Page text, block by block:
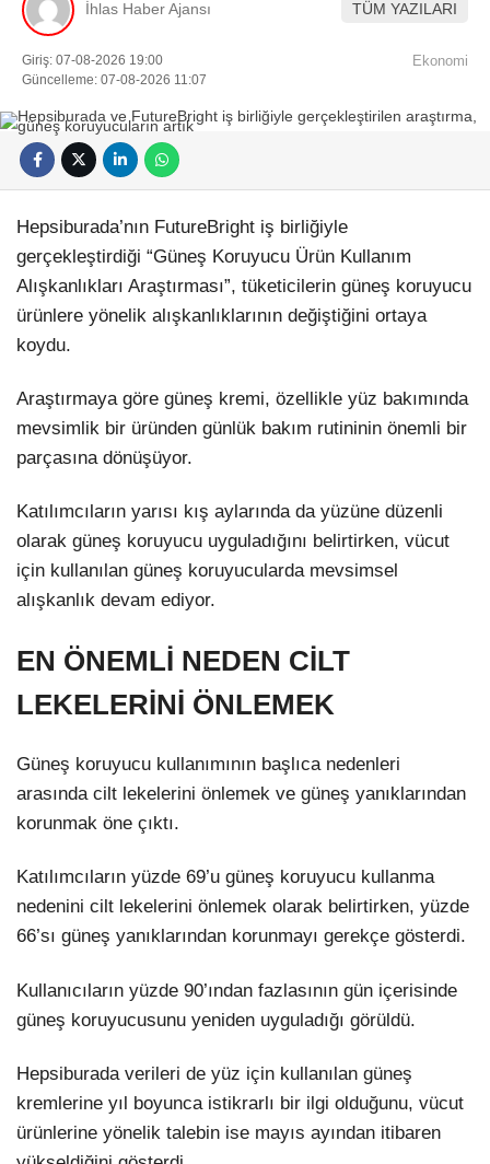
İhlas Haber Ajansı TÜM YAZILARI
Giriş: 07-08-2026 19:00
Güncelleme: 07-08-2026 11:07
Ekonomi
Hepsiburada’nın FutureBright iş birliğiyle
gerçekleştirdiği “Güneş Koruyucu Ürün Kullanım
Alışkanlıkları Araştırması”, tüketicilerin güneş koruyucu
ürünlere yönelik alışkanlıklarının değiştiğini ortaya
koydu.
Araştırmaya göre güneş kremi, özellikle yüz bakımında
mevsimlik bir üründen günlük bakım rutininin önemli bir
parçasına dönüşüyor.
Katılımcıların yarısı kış aylarında da yüzüne düzenli
olarak güneş koruyucu uyguladığını belirtirken, vücut
için kullanılan güneş koruyucularda mevsimsel
alışkanlık devam ediyor.
EN ÖNEMLİ NEDEN CİLT
LEKELERİNİ ÖNLEMEK
Güneş koruyucu kullanımının başlıca nedenleri
arasında cilt lekelerini önlemek ve güneş yanıklarından
korunmak öne çıktı.
Katılımcıların yüzde 69’u güneş koruyucu kullanma
nedenini cilt lekelerini önlemek olarak belirtirken, yüzde
66’sı güneş yanıklarından korunmayı gerekçe gösterdi.
Kullanıcıların yüzde 90’ından fazlasının gün içerisinde
güneş koruyucusunu yeniden uyguladığı görüldü.
Hepsiburada verileri de yüz için kullanılan güneş
kremlerine yıl boyunca istikrarlı bir ilgi olduğunu, vücut
ürünlerine yönelik talebin ise mayıs ayından itibaren